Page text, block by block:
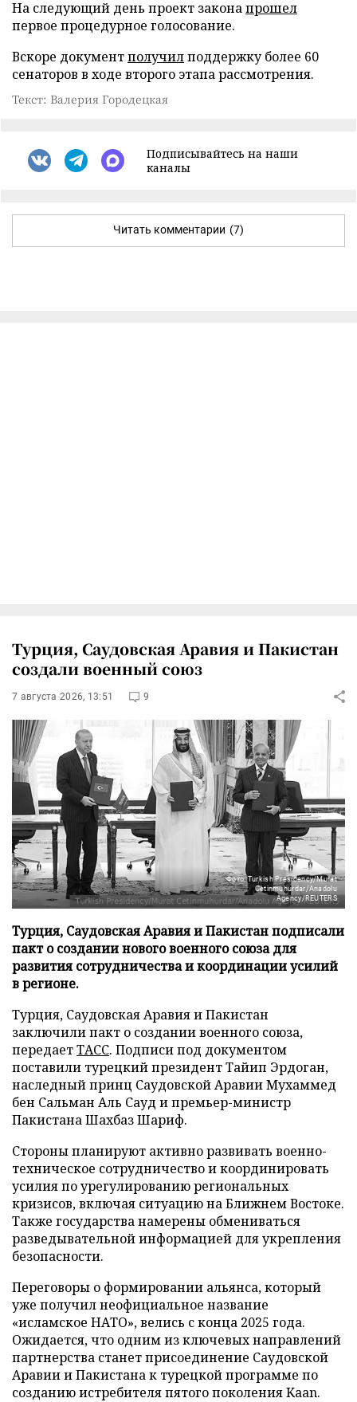
На следующий день проект законапрошел
первое процедурное голосование.
Вскоре документполучилподдержку более 60
сенаторов в ходе второго этапа рассмотрения.
Текст: Валерия Городецкая
Подписывайтесь на наши
каналы
Читать комментарии (7)
Турция, Саудовская Аравия и Пакистан
создали военный союз
7 августа 2026, 13:51 9
Фото: Turkish Presidency/Murat
Cetinmuhurdar/Anadolu
Agency/REUTERS
Турция, Саудовская Аравия и Пакистан подписали
пакт о создании нового военного союза для
развития сотрудничества и координации усилий
в регионе.
Турция, Саудовская Аравия и Пакистан
заключили пакт о создании военного союза,
передаетТАСС. Подписи под документом
поставили турецкий президент Тайип Эрдоган,
наследный принц Саудовской Аравии Мухаммед
бен Сальман Аль Сауд и премьер-министр
Пакистана Шахбаз Шариф.
Стороны планируют активно развивать военно-
техническое сотрудничество и координировать
усилия по урегулированию региональных
кризисов, включая ситуацию на Ближнем Востоке.
Также государства намерены обмениваться
разведывательной информацией для укрепления
безопасности.
Переговоры о формировании альянса, который
уже получил неофициальное название
«исламское НАТО», велись с конца 2025 года.
Ожидается, что одним из ключевых направлений
партнерства станет присоединение Саудовской
Аравии и Пакистана к турецкой программе по
созданию истребителя пятого поколения Kaan.